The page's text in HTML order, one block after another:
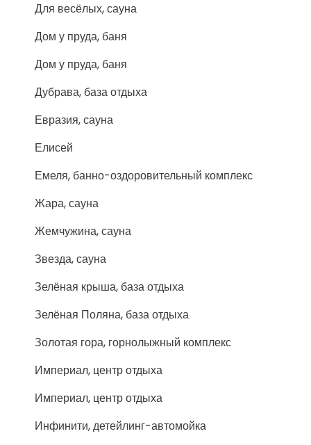
Для весёлых, сауна
Дом у пруда, баня
Дом у пруда, баня
Дубрава, база отдыха
Евразия, сауна
Елисей
Емеля, банно-оздоровительный комплекс
Жара, сауна
Жемчужина, сауна
Звезда, сауна
Зелёная крыша, база отдыха
Зелёная Поляна, база отдыха
Золотая гора, горнолыжный комплекс
Империал, центр отдыха
Империал, центр отдыха
Инфинити, детейлинг-автомойка